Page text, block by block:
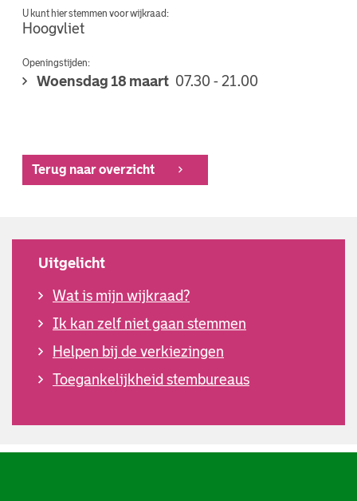
U kunt hier stemmen voor wijkraad:
Hoogvliet
Openingstijden:
Woensdag 18 maart 07.30 - 21.00
Terug naar overzicht
Uitgelicht
Wat is mijn wijkraad?
Ik kan zelf niet gaan stemmen
Helpen bij de verkiezingen
Toegankelijkheid stembureaus